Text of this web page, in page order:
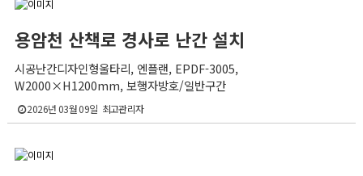
용암천 산책로 경사로 난간 설치
시공난간디자인형울타리, 엔플랜, EPDF-3005,
W2000×H1200mm, 보행자방호/일반구간
2026년 03월 09일 최고관리자